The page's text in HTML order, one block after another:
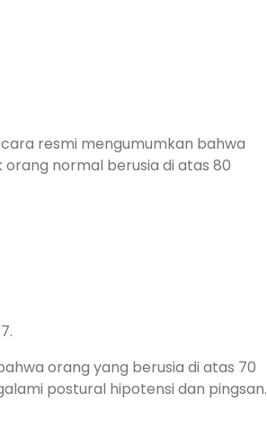
resmi mengumumkan bahwa
orang normal berusia di atas 80
orang yang berusia di atas 70
postural hipotensi dan pingsan.